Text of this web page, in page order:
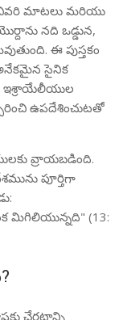
మాటలు మరియు
నది ఒడ్డున,
ఈ పుస్తకం
సైనిక
ఇశ్రాయేలీయుల
ఉపదేశించుటతో
వ్రాయబడింది.
పూర్తిగా
మిగిలియున్నది" (13:
చేరటాన్ని